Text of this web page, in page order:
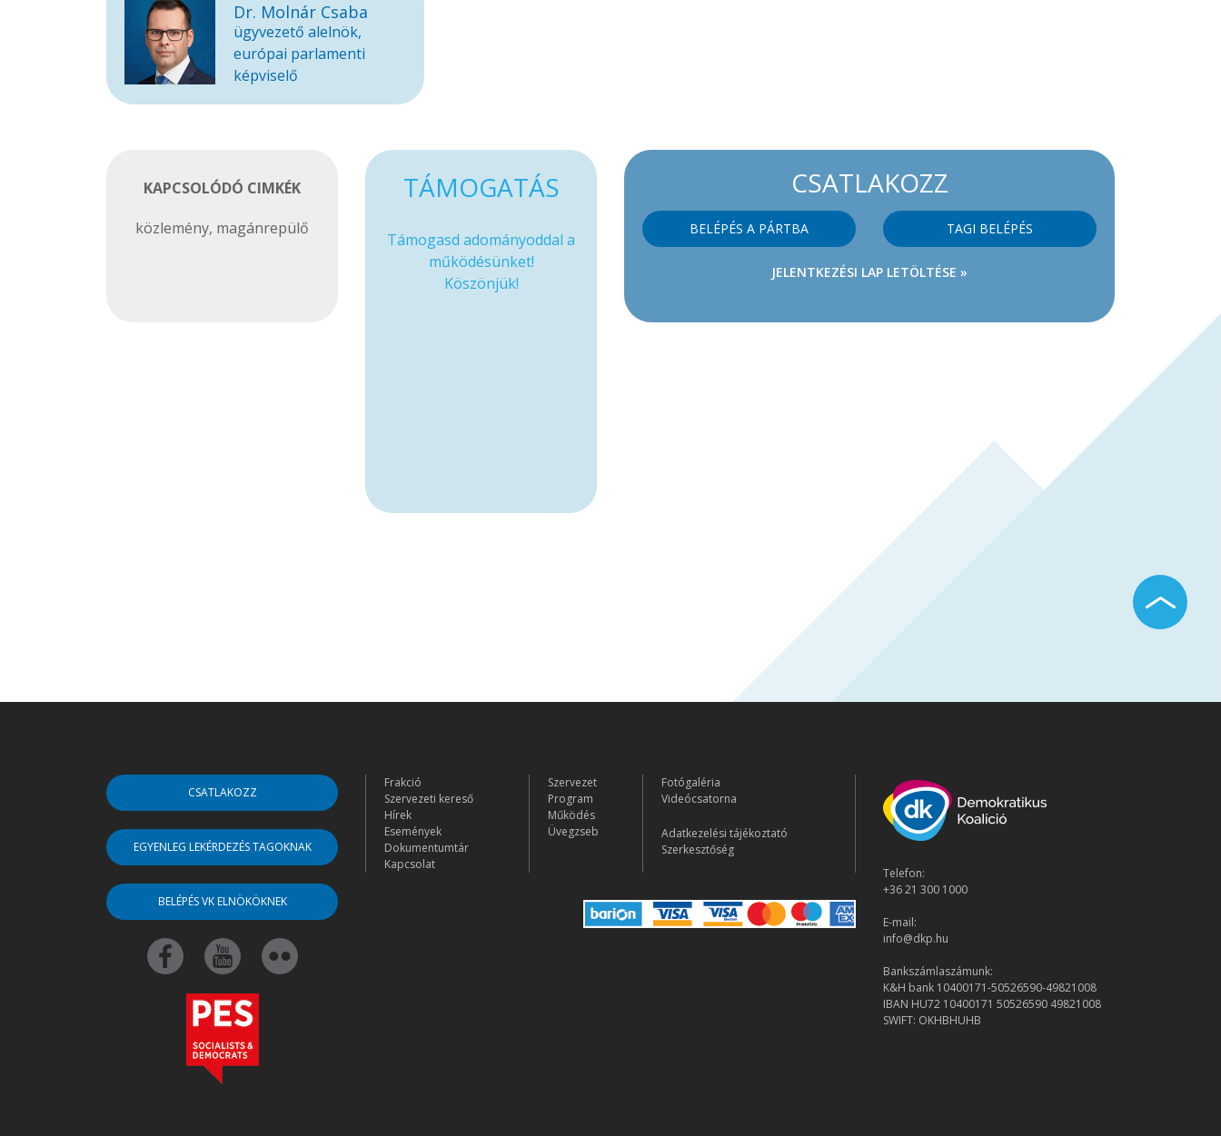
Dr. Molnár Csaba
ügyvezető alelnök,
európai parlamenti
képviselő
KAPCSOLÓDÓ CIMKÉK
közlemény, magánrepülő
CSATLAKOZZ
BELÉPÉS A PÁRTBA TAGI BELÉPÉS
JELENTKEZÉSI LAP LETÖLTÉSE »
TÁMOGATÁS
Támogasd adományoddal a
működésünket!
Köszönjük!
CSATLAKOZZ
EGYENLEG LEKÉRDEZÉS TAGOKNAK
BELÉPÉS VK ELNÖKÖKNEK
Frakció
Szervezeti kereső
Hírek
Események
Dokumentumtár
Kapcsolat
Szervezet
Program
Működés
Üvegzseb
Fotógaléria
Videócsatorna
Adatkezelési tájékoztató
Szerkesztőség
Telefon:
+36 21 300 1000
E-mail:
info@dkp.hu
Bankszámlaszámunk:
K&H bank 10400171-50526590-49821008
IBAN HU72 10400171 50526590 49821008
SWIFT: OKHBHUHB